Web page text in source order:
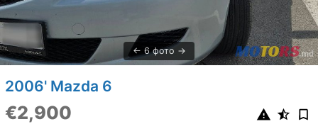
6 фото
2006' Mazda 6
€2,900